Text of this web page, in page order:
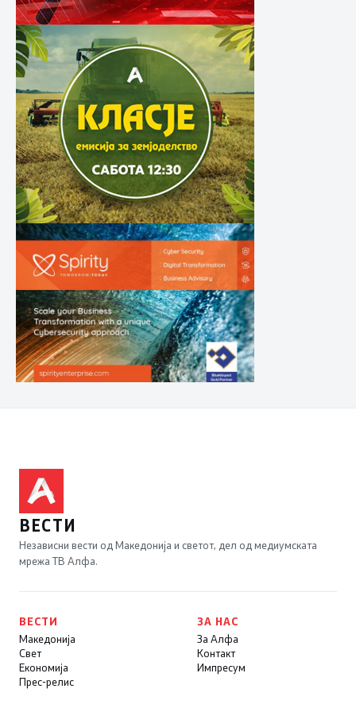
ВЕСТИ
Независни вести од Македонија и светот, дел од медиумската
мрежа ТВ Алфа.
ВЕСТИ
Македонија
Свет
Економија
Прес-релис
ЗА НАС
За Алфа
Контакт
Импресум